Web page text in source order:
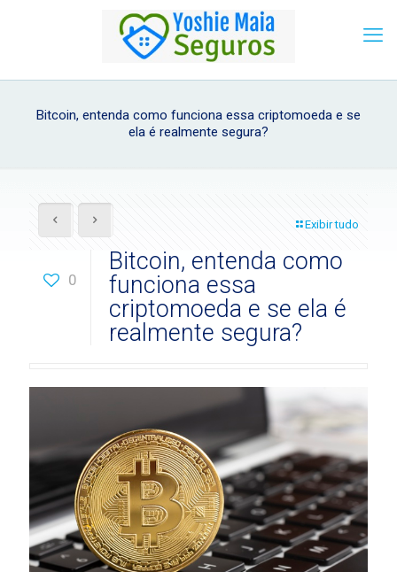
Bitcoin, entenda como funciona essa criptomoeda e se
ela é realmente segura?
Exibir tudo
0
Bitcoin, entenda como
funciona essa
criptomoeda e se ela é
realmente segura?